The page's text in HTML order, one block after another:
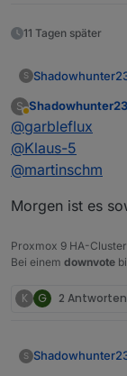
11 Tagen später
S
S
Abwesend
Shadowhunter23
@garbleflux
@Klaus-5
@martinschm
Morgen ist es
Proxmox 9 HA-
Bei einem downvote
K G 2 Antworten
S